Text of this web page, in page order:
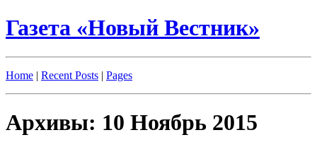
Газета «Новый Вестник»
Home | Recent Posts | Pages
Архивы: 10 Ноябрь 2015